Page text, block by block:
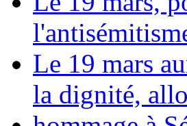
Le 19 mars
la dignité,